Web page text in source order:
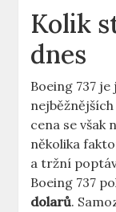
Kolik
dnes
Boeing 737
cena se však
několika
a tržní
Boeing 737
dolarů.